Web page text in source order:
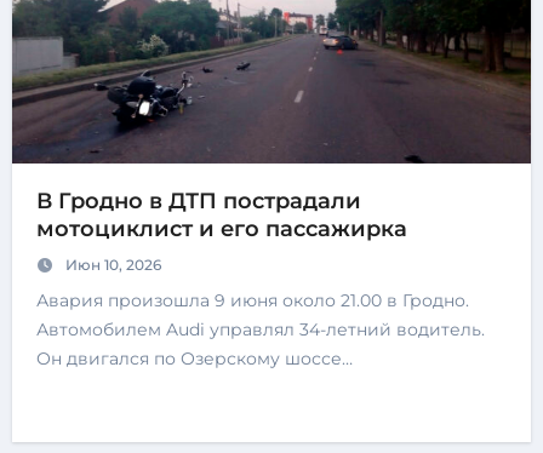
В Гродно в ДТП пострадали
мотоциклист и его пассажирка
Июн 10, 2026
Авария произошла 9 июня около 21.00 в Гродно.
Автомобилем Audi управлял 34-летний водитель.
Он двигался по Озерскому шоссе…